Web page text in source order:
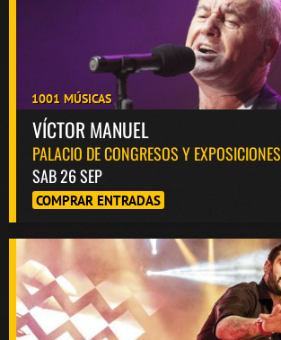
1001 MÚSICAS
VÍCTOR MANUEL
PALACIO DE CONGRESOS Y EXPOSICIONES
SAB 26 SEP
COMPRAR ENTRADAS